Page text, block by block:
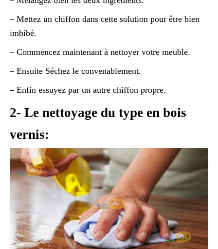
– Mettez un chiffon dans cette solution pour être bien
imbibé.
– Commencez maintenant à nettoyer votre meuble.
– Ensuite Séchez le convenablement.
– Enfin essuyez par un autre chiffon propre.
2- Le nettoyage du type en bois
vernis: